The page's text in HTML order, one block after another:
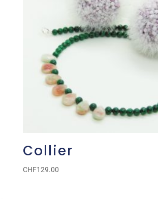
Collier
CHF129.00